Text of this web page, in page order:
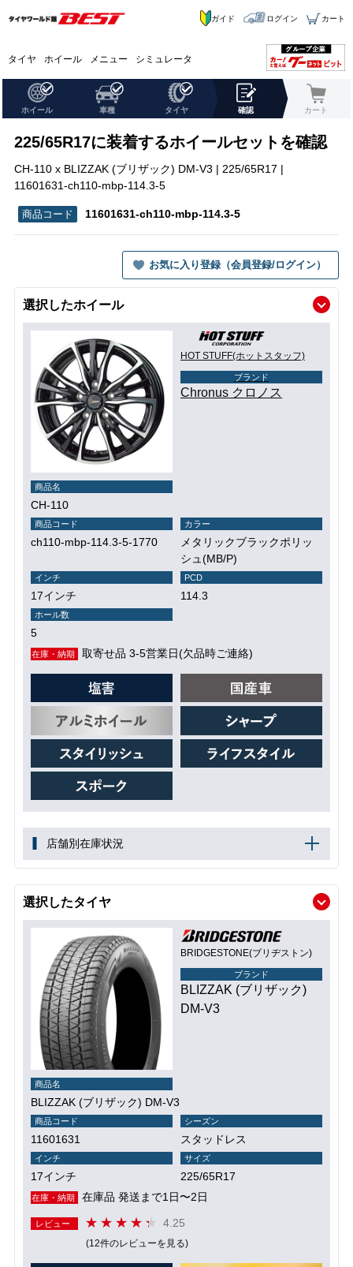
タイヤ ホイール メニュー シミュレータ
ガイド ログイン カート
ホイール 車種 タイヤ 確認 カート
225/65R17に装着するホイールセットを確認
CH-110 x BLIZZAK (ブリザック) DM-V3 | 225/65R17 |
11601631-ch110-mbp-114.3-5
11601631-ch110-mbp-114.3-5
お気に入り登録（会員登録/ログイン）
選択したホイール
HOT STUFF(ホットスタッフ)
ブランド
Chronus クロノス
商品名
CH-110
商品コード
ch110-mbp-114.3-5-1770
カラー
メタリックブラックポリッ
シュ(MB/P)
インチ
17インチ
PCD
114.3
ホール数
5
在庫・納期 取寄せ品 3-5営業日(欠品時ご連絡)
店舗別在庫状況
選択したタイヤ
BRIDGESTONE(ブリヂストン)
ブランド
BLIZZAK (ブリザック)
DM-V3
商品名
BLIZZAK (ブリザック) DM-V3
商品コード
11601631
シーズン
スタッドレス
インチ
17インチ
サイズ
225/65R17
在庫・納期 在庫品 発送まで1日〜2日
レビュー 4.25
(12件のレビューを見る)